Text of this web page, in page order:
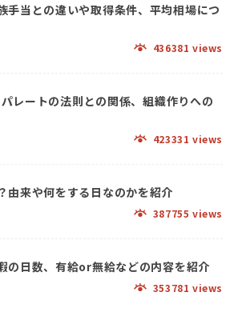
手当との違いや取得条件、平均相場につ
436381 views
レートの法則との関係、組織作りへの
423331 views
由来や何をする日なのかを紹介
387755 views
の日数、有給or無給などの内容を紹介
353781 views